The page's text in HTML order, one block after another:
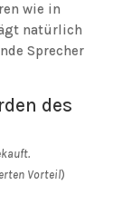
wie in
natürlich
Sprecher
des
Vorteil)